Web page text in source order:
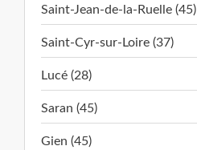
Saint-Jean-de-la-Ruelle (45)
Saint-Cyr-sur-Loire (37)
Lucé (28)
Saran (45)
Gien (45)